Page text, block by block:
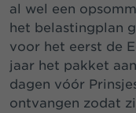
al wel een
het belastingplan
voor het eerst de
jaar het pakket
dagen vóór
ontvangen zodat